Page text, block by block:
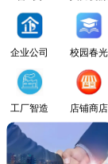
企业公司
工厂智造
校园春光
店铺商店